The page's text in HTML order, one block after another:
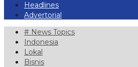
Headlines
Advertorial
# News Topics
Indonesia
Lokal
Bisnis